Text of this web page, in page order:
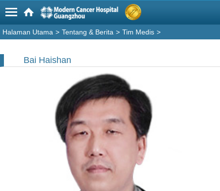
Halaman Utama > Tentang & Berita > Tim Medis >
Bai Haishan